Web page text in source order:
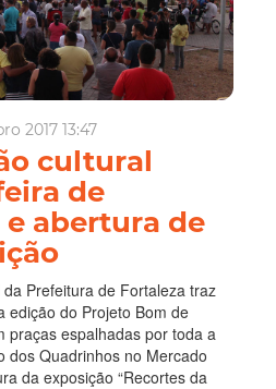
2017 13:47
cultural
de
abertura de
Prefeitura de Fortaleza traz
edição do Projeto Bom de
praças espalhadas por toda a
dos Quadrinhos no Mercado
da exposição “Recortes da